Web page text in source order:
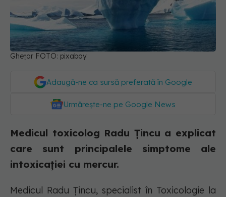
Ghețar FOTO: pixabay
Adaugă-ne ca sursă preferată în Google
Urmărește-ne pe Google News
Medicul toxicolog Radu Țincu a explicat
care sunt principalele simptome ale
intoxicației cu mercur.
Medicul Radu Ţincu, specialist în Toxicologie la